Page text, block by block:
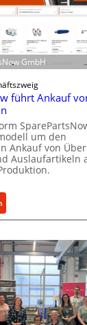
i
d
i
r
e
k
t
e
A
n
t
e
e
e
n
t
w
i
c
k
e
l
t
X
-
l
a
t
f
o
GmbH
führt Ankauf
um den
Ankauf von
Auslaufartikeln
S
a
r
P
a
r